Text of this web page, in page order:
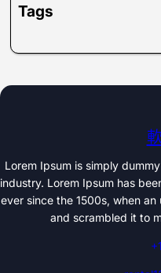
Tags
Lorem Ipsum is simply
industry. Lorem Ipsum has
ever since the 1500s, when
and scrambled it to